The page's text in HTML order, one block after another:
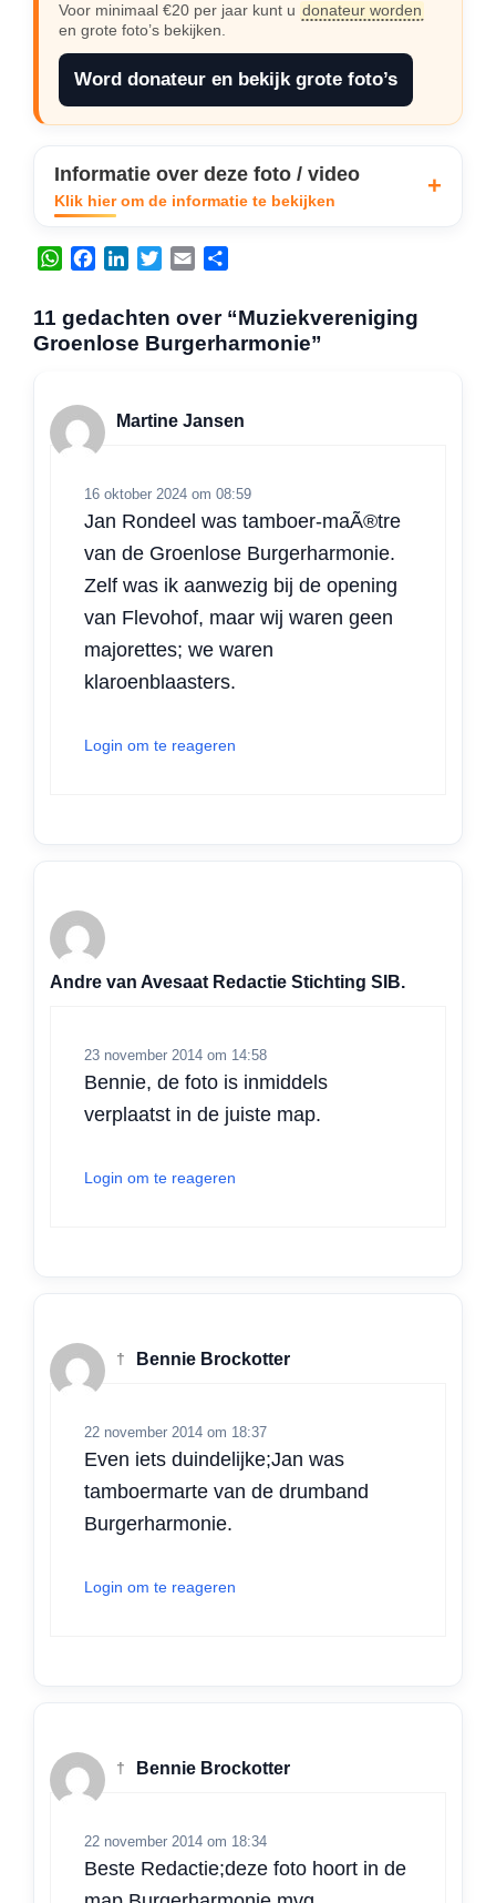
Voor minimaal €20 per jaar kunt u donateur worden
en grote foto’s bekijken.
Word donateur en bekijk grote foto’s
Informatie over deze foto / video
Klik hier om de informatie te bekijken
W
t
s
p
p
c
e
b
k
n
k
e
n
t
t
i
l
l
n
11 gedachten over “Muziekvereniging
Groenlose Burgerharmonie”
Martine Jansen
16 oktober 2024 om 08:59
Jan Rondeel was tamboer-maÃ®tre
van de Groenlose Burgerharmonie.
Zelf was ik aanwezig bij de opening
van Flevohof, maar wij waren geen
majorettes; we waren
klaroenblaasters.
Login om te reageren
Andre van Avesaat Redactie Stichting SIB.
23 november 2014 om 14:58
Bennie, de foto is inmiddels
verplaatst in de juiste map.
Login om te reageren
† Bennie Brockotter
22 november 2014 om 18:37
Even iets duindelijke;Jan was
tamboermarte van de drumband
Burgerharmonie.
Login om te reageren
† Bennie Brockotter
22 november 2014 om 18:34
Beste Redactie;deze foto hoort in de